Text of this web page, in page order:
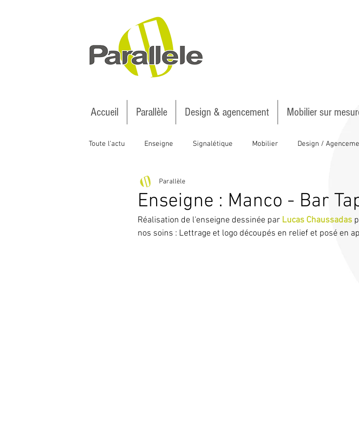
Accueil Parallèle Design & agencement Mobilier sur
Toute l'actu Enseigne Signalétique Mobilier Design /
Nos dernières réalisations
Enseigne : Manco - Bar
Parallèle
Réalisation de l'enseigne dessinée par Lucas Chaussadas
nos soins : Lettrage et logo découpés en relief et posé en